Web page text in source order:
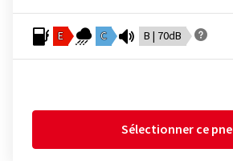
E C B | 70dB
Sélectionner ce